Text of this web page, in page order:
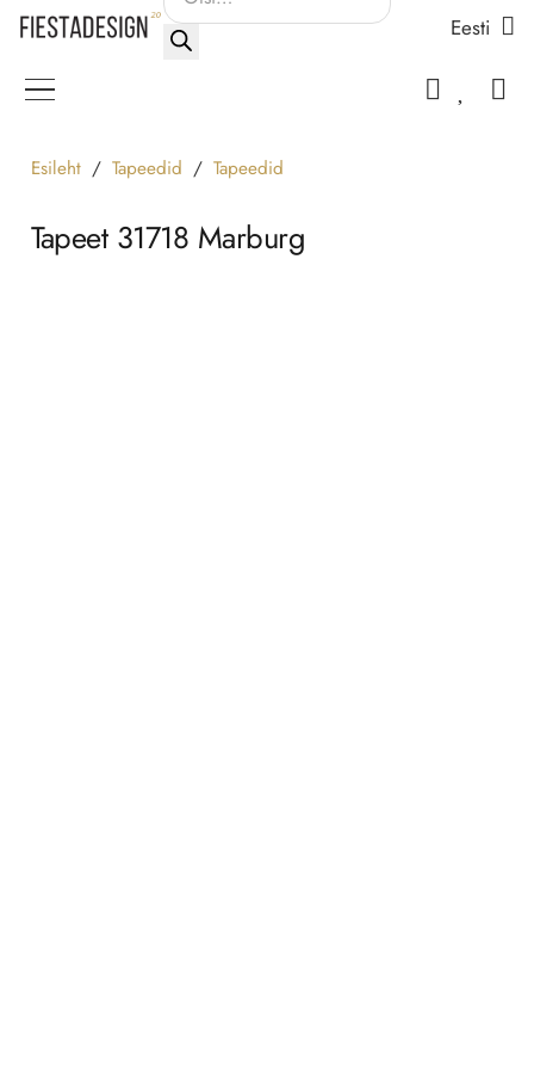
search
Eesti
Esileht / Tapeedid / Tapeedid
Tapeet 31718 Marburg